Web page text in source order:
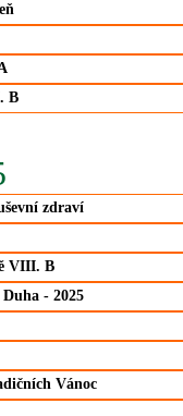
B
zdraví
VIII. B
- 2025
Vánoc